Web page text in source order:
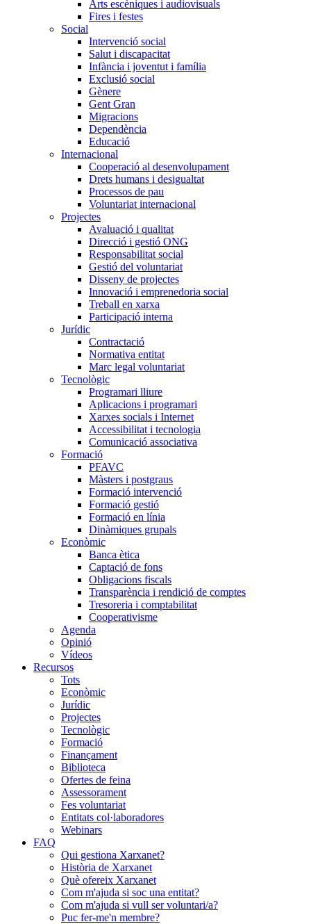
Arts escèniques i audiovisuals
Fires i festes
Social
Intervenció social
Salut i discapacitat
Infància i joventut i família
Exclusió social
Gènere
Gent Gran
Migracions
Dependència
Educació
Internacional
Cooperació al desenvolupament
Drets humans i desigualtat
Processos de pau
Voluntariat internacional
Projectes
Avaluació i qualitat
Direcció i gestió ONG
Responsabilitat social
Gestió del voluntariat
Disseny de projectes
Innovació i emprenedoria social
Treball en xarxa
Participació interna
Jurídic
Contractació
Normativa entitat
Marc legal voluntariat
Tecnològic
Programari lliure
Aplicacions i programari
Xarxes socials i Internet
Accessibilitat i tecnologia
Comunicació associativa
Formació
PFAVC
Màsters i postgraus
Formació intervenció
Formació gestió
Formació en línia
Dinàmiques grupals
Econòmic
Banca ètica
Captació de fons
Obligacions fiscals
Transparència i rendició de comptes
Tresoreria i comptabilitat
Cooperativisme
Agenda
Opinió
Vídeos
Recursos
Tots
Econòmic
Jurídic
Projectes
Tecnològic
Formació
Finançament
Biblioteca
Ofertes de feina
Assessorament
Fes voluntariat
Entitats col·laboradores
Webinars
FAQ
Qui gestiona Xarxanet?
Història de Xarxanet
Què ofereix Xarxanet
Com m'ajuda si soc una entitat?
Com m'ajuda si vull ser voluntari/a?
Puc fer-me'n membre?